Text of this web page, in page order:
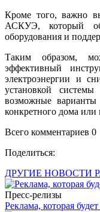
Кроме того, важно
АСКУЭ, который
оборудования и
Таким образом,
эффективный
электроэнергии и
установкой
возможные
конкретного дома или
Всего комментариев 0
Поделиться:
ДРУГИЕ НОВОСТИ
Пресс-релизы
Реклама, которая будет